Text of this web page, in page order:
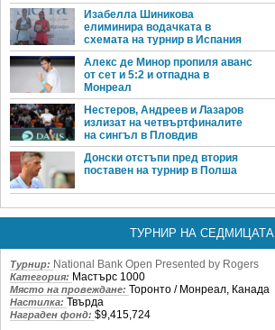
Изабелла Шиникова
елиминира водачката в
схемата на турнир в Испания
Алекс де Минор пропиля аванс
от сет и 5:2 и отпадна в
Монреал
Нестеров, Андреев и Лазаров
излизат на четвъртфиналите
на сингъл в Пловдив
Донски отстъпи пред втория
поставен на турнир в Полша
ТУРНИР НА СЕДМИЦАТА
Турнир: National Bank Open Presented by Rogers
Категория: Мастърс 1000
Място на провеждане: Торонто / Монреал, Канада
Настилка: Твърда
Награден фонд: $9,415,724